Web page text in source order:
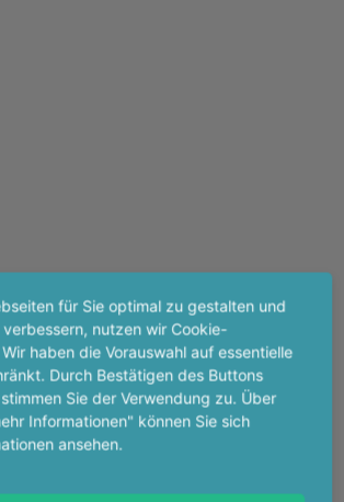
für Sie optimal zu gestalten und
nutzen wir Cookie-
haben die Vorauswahl auf essentielle
Durch Bestätigen des Buttons
Sie der Verwendung zu. Über
Informationen" können Sie sich
ansehen.